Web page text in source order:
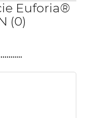
Euforia®
(0)